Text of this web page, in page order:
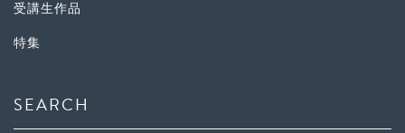
受講生作品
特集
SEARCH